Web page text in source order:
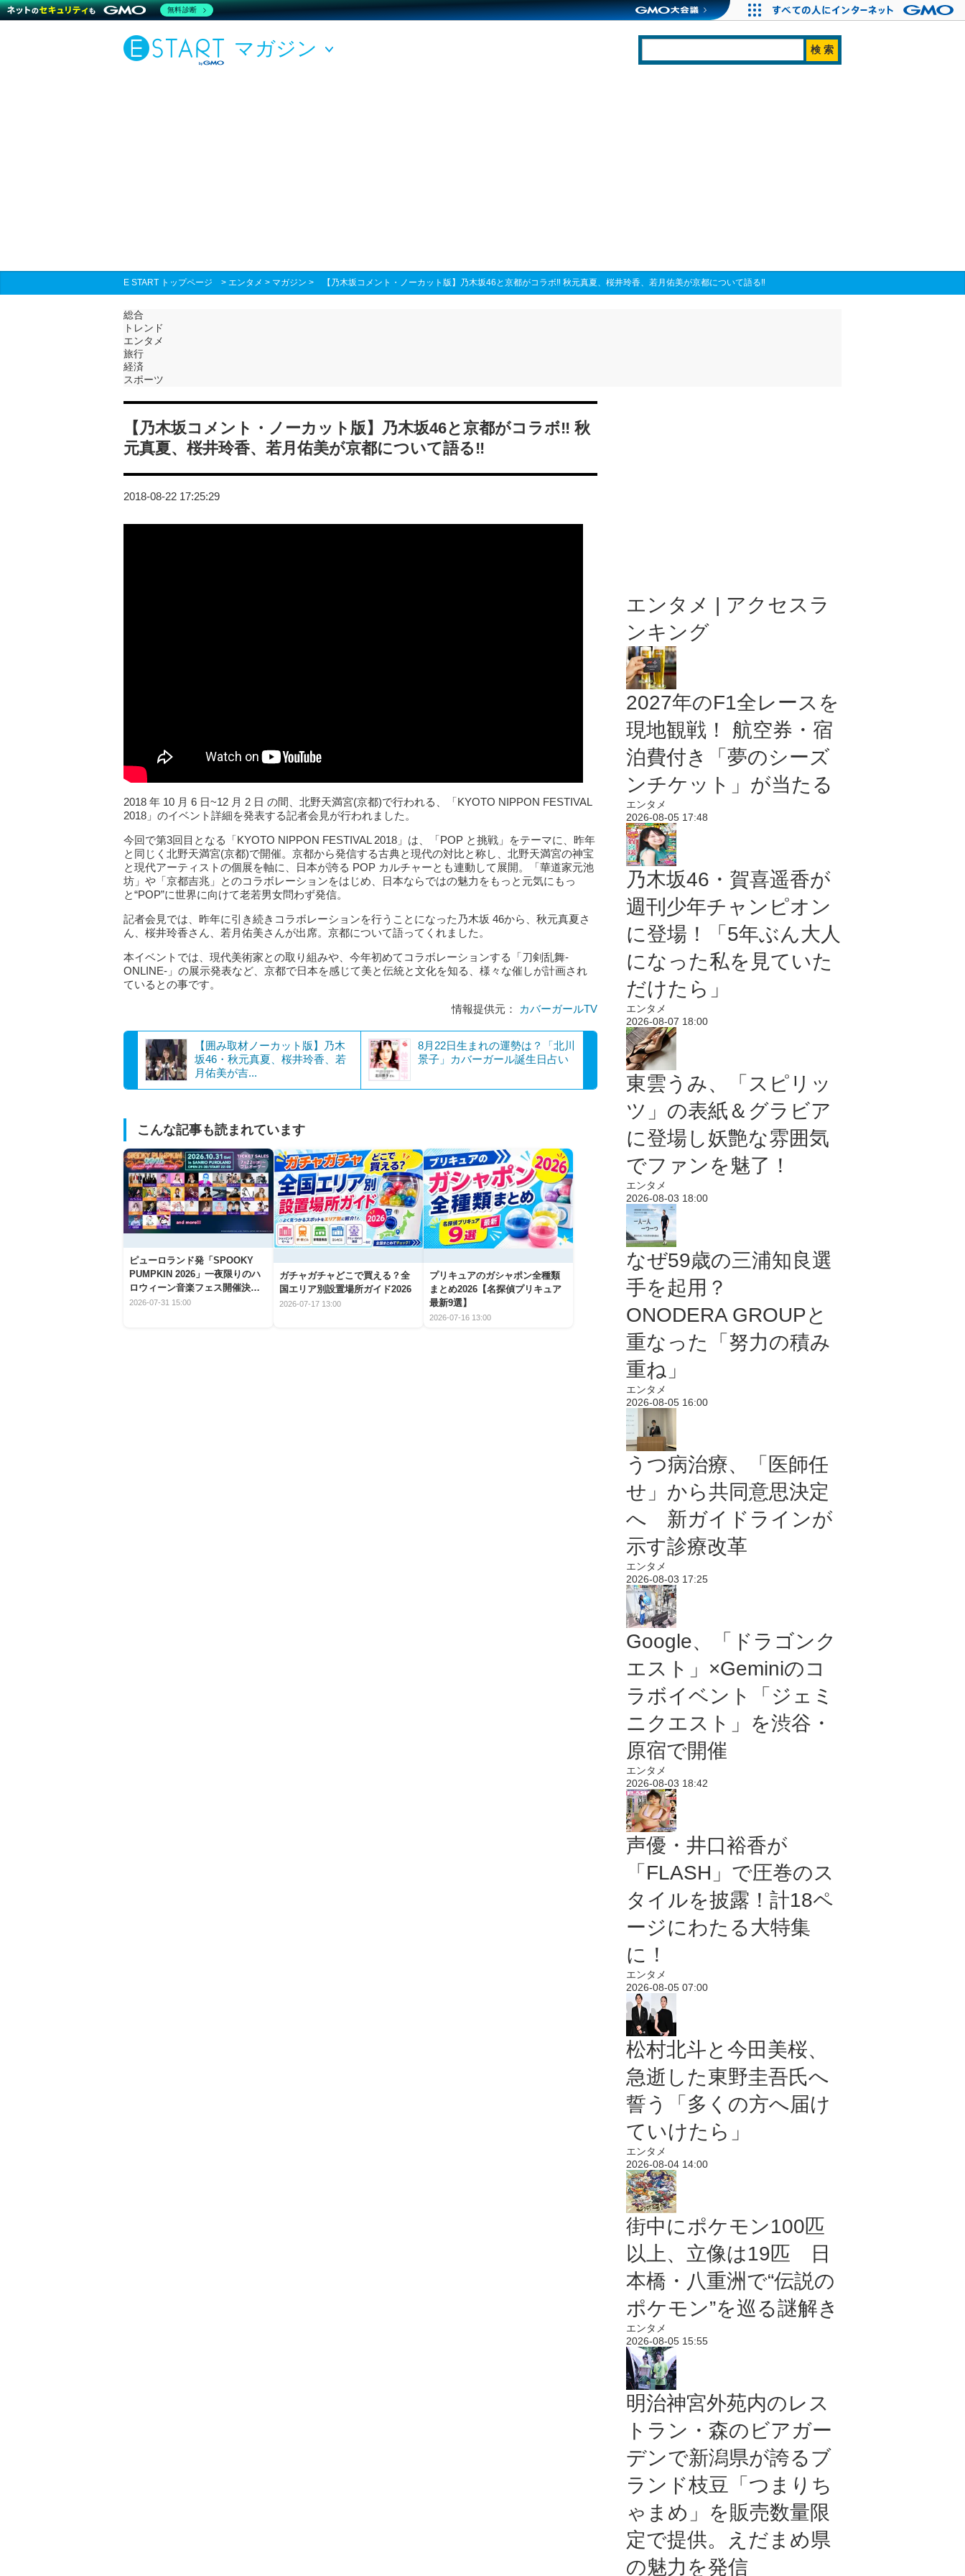
マガジン
E START トップページ > エンタメ > マガジン > 【乃木坂コメント・ノーカット版】乃木坂46と京都がコラボ‼ 秋元真夏、桜井玲香、若月佑美が京都について語る‼
総合
トレンド
エンタメ
旅行
経済
スポーツ
【乃木坂コメント・ノーカット版】乃木坂46と京都がコラボ‼ 秋
元真夏、桜井玲香、若月佑美が京都について語る‼
2018-08-22 17:25:29
2018 年 10 月 6 日~12 月 2 日 の間、北野天満宮(京都)で行われる、「KYOTO NIPPON FESTIVAL
2018」のイベント詳細を発表する記者会見が行われました。
今回で第3回目となる「KYOTO NIPPON FESTIVAL 2018」は、「POP と挑戦」をテーマに、昨年
と同じく北野天満宮(京都)で開催。京都から発信する古典と現代の対比と称し、北野天満宮の神宝
と現代アーティストの個展を軸に、日本が誇る POP カルチャーとも連動して展開。「華道家元池
坊」や「京都吉兆」とのコラボレーションをはじめ、日本ならではの魅力をもっと元気にもっ
と“POP”に世界に向けて老若男女問わず発信。
記者会見では、昨年に引き続きコラボレーションを行うことになった乃木坂 46から、秋元真夏さ
ん、桜井玲香さん、若月佑美さんが出席。京都について語ってくれました。
本イベントでは、現代美術家との取り組みや、今年初めてコラボレーションする「刀剣乱舞-
ONLINE-」の展示発表など、京都で日本を感じて美と伝統と文化を知る、様々な催しが計画され
ているとの事です。
情報提供元：
カバーガールTV
【囲み取材ノーカット版】乃木
坂46・秋元真夏、桜井玲香、若
月佑美が吉...
8月22日生まれの運勢は？「北川
景子」カバーガール誕生日占い
こんな記事も読まれています
ピューロランド発「SPOOKY
PUMPKIN 2026」一夜限りのハ
ロウィーン音楽フェス開催決
定！
2026-07-31 15:00
ガチャガチャどこで買える？全
国エリア別設置場所ガイド2026
2026-07-17 13:00
プリキュアのガシャポン全種類
まとめ2026【名探偵プリキュア
最新9選】
2026-07-16 13:00
エンタメ | アクセスラ
ンキング
2027年のF1全レースを
現地観戦！ 航空券・宿
泊費付き「夢のシーズ
ンチケット」が当たる
エンタメ
2026-08-05 17:48
乃木坂46・賀喜遥香が
週刊少年チャンピオン
に登場！「5年ぶん大人
になった私を見ていた
だけたら」
エンタメ
2026-08-07 18:00
東雲うみ、「スピリッ
ツ」の表紙＆グラビア
に登場し妖艶な雰囲気
でファンを魅了！
エンタメ
2026-08-03 18:00
なぜ59歳の三浦知良選
手を起用？
ONODERA GROUPと
重なった「努力の積み
重ね」
エンタメ
2026-08-05 16:00
うつ病治療、「医師任
せ」から共同意思決定
へ 新ガイドラインが
示す診療改革
エンタメ
2026-08-03 17:25
Google、「ドラゴンク
エスト」×Geminiのコ
ラボイベント「ジェミ
ニクエスト」を渋谷・
原宿で開催
エンタメ
2026-08-03 18:42
声優・井口裕香が
「FLASH」で圧巻のス
タイルを披露！計18ペ
ージにわたる大特集
に！
エンタメ
2026-08-05 07:00
松村北斗と今田美桜、
急逝した東野圭吾氏へ
誓う「多くの方へ届け
ていけたら」
エンタメ
2026-08-04 14:00
街中にポケモン100匹
以上、立像は19匹 日
本橋・八重洲で“伝説の
ポケモン”を巡る謎解き
エンタメ
2026-08-05 15:55
明治神宮外苑内のレス
トラン・森のビアガー
デンで新潟県が誇るブ
ランド枝豆「つまりち
ゃまめ」を販売数量限
定で提供。えだまめ県
の魅力を発信
無料診断